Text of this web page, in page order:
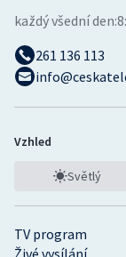
TV program
každý všední den:
261 136 113
Vzhled
Světlý